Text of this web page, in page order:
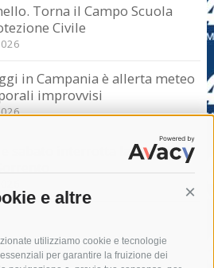
e altre
utilizziamo cookie e tecnologie
per garantire la fruizione dei
Torna il Campo Scuola
Civile
in Campania è allerta meteo
improvvisi
e sabato interrotta la linea Eav